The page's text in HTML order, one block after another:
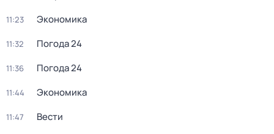
11:23 Экономика
11:32 Погода 24
11:36 Погода 24
11:44 Экономика
11:47 Вести